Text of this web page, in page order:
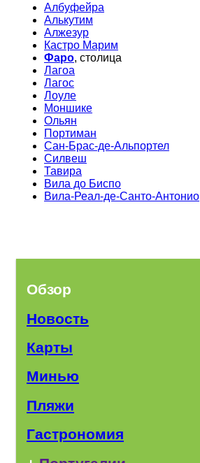
Албуфейра
Алькутим
Алжезур
Кастро Марим
Фаро, столица
Лагoа
Лагoс
Лоуле
Моншике
Ольян
Портиман
Сан-Брас-де-Альпортел
Силвеш
Тавира
Вила до Биспо
Вила-Реал-де-Санто-Антонио
Oбзор
Новость
Карты
Минью
Пляжи
Гастрономия